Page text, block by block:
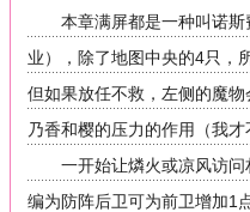
本章满屏都是一种叫诺
业），除了地图中央的4只，
但如果放任不救，左侧的魔
乃香和樱的压力的作用（我
一开始让燐火或凉风访
编为防阵后卫可为前卫增加1